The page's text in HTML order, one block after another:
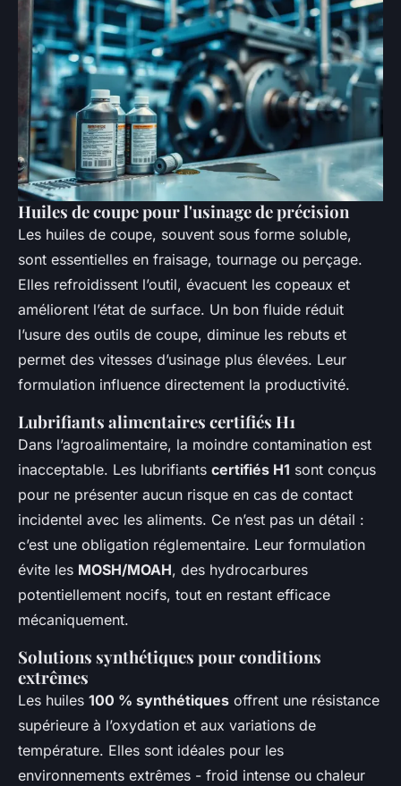
Huiles de coupe pour l'usinage de précision
Les huiles de coupe, souvent sous forme soluble,
sont essentielles en fraisage, tournage ou perçage.
Elles refroidissent l’outil, évacuent les copeaux et
améliorent l’état de surface. Un bon fluide réduit
l’usure des outils de coupe, diminue les rebuts et
permet des vitesses d’usinage plus élevées. Leur
formulation influence directement la productivité.
Lubrifiants alimentaires certifiés H1
Dans l’agroalimentaire, la moindre contamination est
inacceptable. Les lubrifiants certifiés H1 sont conçus
pour ne présenter aucun risque en cas de contact
incidentel avec les aliments. Ce n’est pas un détail :
c’est une obligation réglementaire. Leur formulation
évite les MOSH/MOAH, des hydrocarbures
potentiellement nocifs, tout en restant efficace
mécaniquement.
Solutions synthétiques pour conditions
extrêmes
Les huiles 100 % synthétiques offrent une résistance
supérieure à l’oxydation et aux variations de
température. Elles sont idéales pour les
environnements extrêmes - froid intense ou chaleur